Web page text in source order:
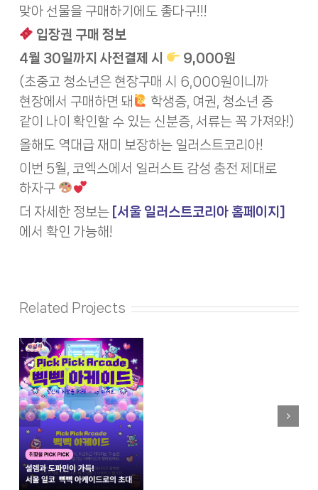
맞아 선물을 구매하기에도 좋다구!!!
입장권 구매 정보
4월 30일까지 사전결제 시
9,000원
(초중고 청소년은 현장구매 시 6,000원이니까
현장에서 구매하면 돼
학생증, 여권, 청소년 증
같이 나이 확인할 수 있는 신분증, 서류는 꼭 가져와!)
올해도 역대급 재미 보장하는 일러스트코리아!
이번 5월, 코엑스에서 일러스트 감성 충전 제대로
하자구
더 자세한 정보는[서울 일러스트코리아 홈페이지]
에서 확인 가능해!
Related Projects